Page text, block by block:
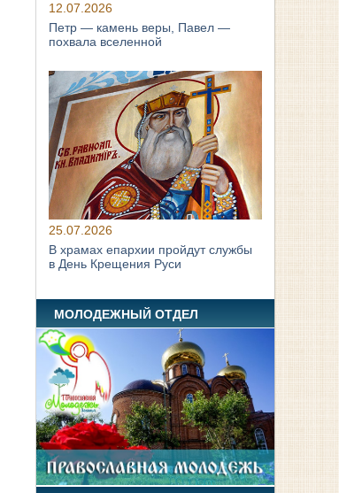
12.07.2026
Петр — камень веры, Павел —
похвала вселенной
25.07.2026
В храмах епархии пройдут службы
в День Крещения Руси
МОЛОДЕЖНЫЙ ОТДЕЛ